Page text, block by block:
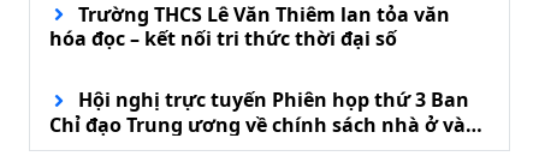
Trường THCS Lê Văn Thiêm lan tỏa văn
hóa đọc – kết nối tri thức thời đại số
Hội nghị trực tuyến Phiên họp thứ 3 Ban
Chỉ đạo Trung ương về chính sách nhà ở và
phát triển thị trường bất động sản